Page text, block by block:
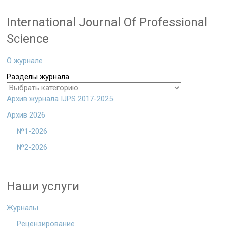
International Journal Of Professional
Science
О журнале
Разделы журнала
Архив журнала IJPS 2017-2025
Архив 2026
№1-2026
№2-2026
Наши услуги
Журналы
Рецензирование